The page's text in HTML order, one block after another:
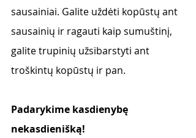
sausainiai. Galite uždėti kopūstų ant
sausainių ir ragauti kaip sumuštinį,
galite trupinių užsibarstyti ant
troškintų kopūstų ir pan.
Padarykime kasdienybę
nekasdienišką!